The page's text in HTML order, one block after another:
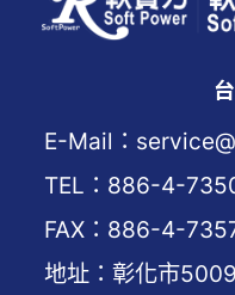
E-Mail：
TEL：886-4-
FAX：886-4-
地址：彰化市